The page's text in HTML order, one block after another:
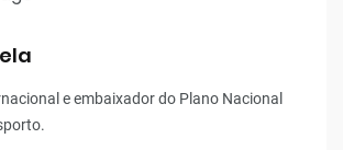
e embaixador do Plano Nacional